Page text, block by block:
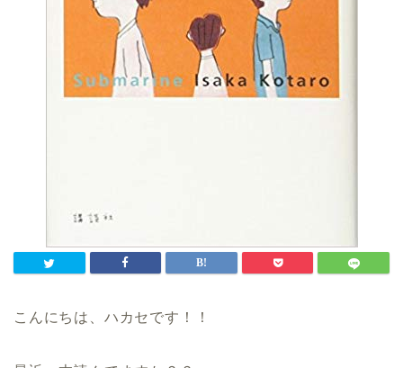
こんにちは、ハカセです！！